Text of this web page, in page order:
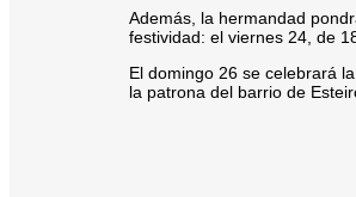
Además, la hermandad
festividad: el viernes 24, de
El domingo 26 se celebrará la
la patrona del barrio de